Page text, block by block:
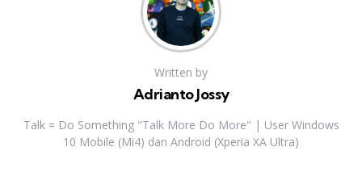
Written by
Adrianto Jossy
Talk = Do Something "Talk More Do More" | User Windows
10 Mobile (Mi4) dan Android (Xperia XA Ultra)